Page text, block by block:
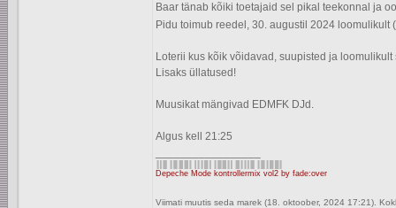
Baar tänab kõiki toetajaid sel pikal teekonnal ja
Pidu toimub reedel, 30. augustil 2024 loomulikult
Loterii kus kõik võidavad, suupisted ja
Lisaks üllatused!
Muusikat mängivad EDMFK DJd.
Algus kell 21:25
Depeche Mode kontrollermix vol2 by fade:over
Viimati muutis seda marek (18. oktoober, 2024 17:21).